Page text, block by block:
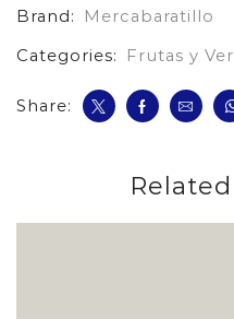
Brand: Mercabaratillo
Categories:
Frutas y
Share: